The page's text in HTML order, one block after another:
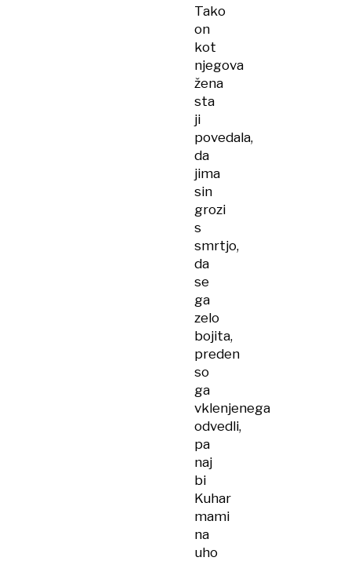
Tako
on
kot
njegova
žena
sta
ji
povedala,
da
jima
sin
grozi
s
smrtjo,
da
se
ga
zelo
bojita,
preden
so
ga
vklenjenega
odvedli,
pa
naj
bi
Kuhar
mami
na
uho